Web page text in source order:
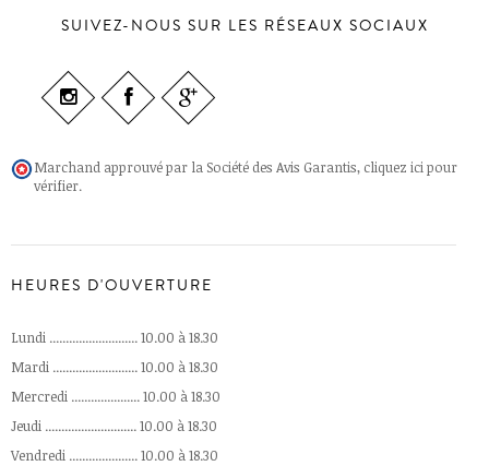
SUIVEZ-NOUS SUR LES RÉSEAUX SOCIAUX
Marchand approuvé par la Société des Avis Garantis, cliquez ici pour
vérifier.
HEURES D'OUVERTURE
Lundi ........................... 10.00 à 18.30
Mardi .......................... 10.00 à 18.30
Mercredi ..................... 10.00 à 18.30
Jeudi ............................ 10.00 à 18.30
Vendredi ..................... 10.00 à 18.30